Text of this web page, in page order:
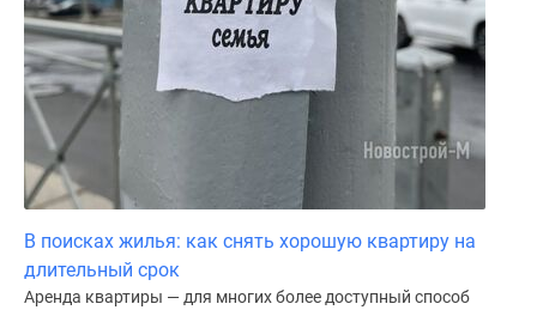
В поисках жилья: как снять хорошую квартиру на
длительный срок
Аренда квартиры — для многих более доступный способ